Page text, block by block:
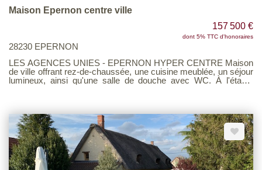
Maison Epernon centre ville
157 500 €
dont 5% TTC d'honoraires
28230 EPERNON
LES AGENCES UNIES - EPERNON HYPER CENTRE Maison
de ville offrant rez-de-chaussée, une cuisine meublée, un séjour
lumineux, ainsi qu'une salle de douche avec WC. À l'étage,